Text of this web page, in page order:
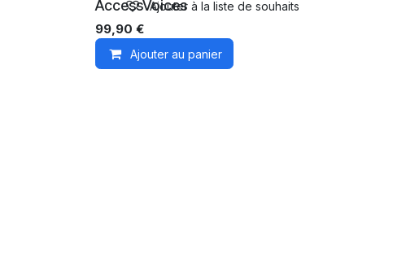
AccessVoices
99,90 €
Ajouter au panier
Ajouter à la liste de souhaits